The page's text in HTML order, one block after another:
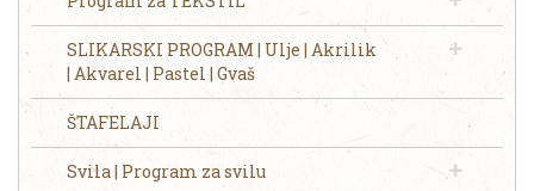
SLIKARSKI PROGRAM | Ulje | Akrilik
| Akvarel | Pastel | Gvaš
ŠTAFELAJI
Svila | Program za svilu